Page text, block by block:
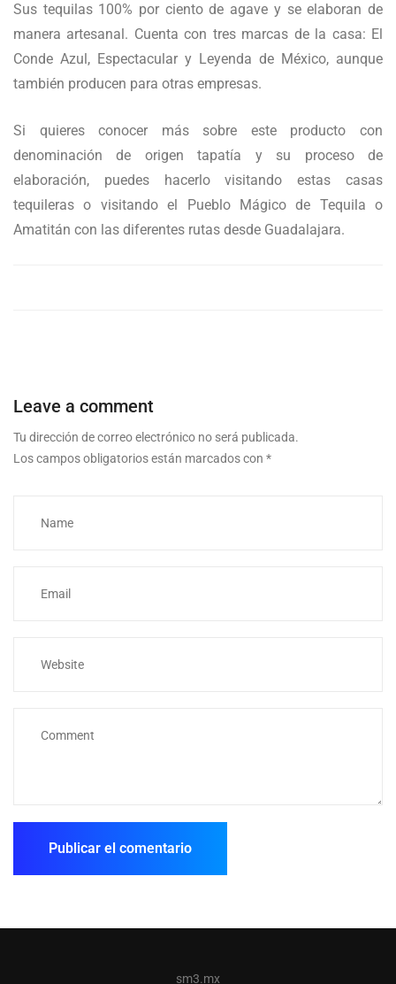
Sus tequilas 100% por ciento de agave y se elaboran de
manera artesanal. Cuenta con tres marcas de la casa: El
Conde Azul, Espectacular y Leyenda de México, aunque
también producen para otras empresas.
Si quieres conocer más sobre este producto con
denominación de origen tapatía y su proceso de
elaboración, puedes hacerlo visitando estas casas
tequileras o visitando el Pueblo Mágico de Tequila o
Amatitán con las diferentes rutas desde Guadalajara.
Leave a comment
Tu dirección de correo electrónico no será publicada.
Los campos obligatorios están marcados con *
sm3.mx